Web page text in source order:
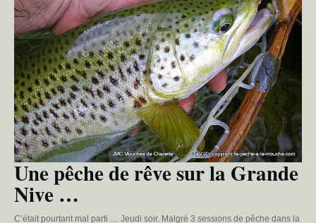
Une pêche de rêve sur la Grande
Nive …
C’était pourtant mal parti … Jeudi soir. Malgré 3 sessions de pêche dans la